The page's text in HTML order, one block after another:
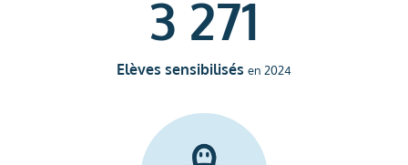
Elèves sensibilisés en 2024